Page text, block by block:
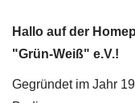
Hallo auf der
"Grün-Weiß" e.V.!
Gegründet im Jahr